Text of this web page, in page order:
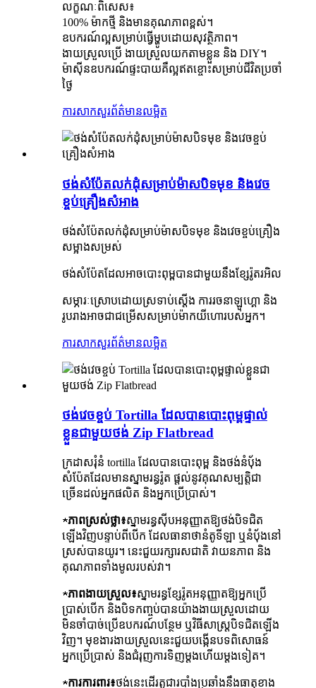
លក្ខណៈពិសេស៖
100% ម៉ាកថ្មី និងមានគុណភាពខ្ពស់។
ឧបករណ៍ល្អសម្រាប់ធ្វើម្ហូបដោយសុវត្ថិភាព។
ងាយស្រួលប្រើ ងាយស្រួលយកតាមខ្លួន និង DIY។
ម៉ាស៊ីន​ឧបករណ៍​ផ្ទះបាយ​គឺ​ល្អឥតខ្ចោះ​សម្រាប់​ជីវិត​ប្រចាំ
ថ្ងៃ
ការសាកសួរព័ត៌មានលម្អិត
ថង់សំប៉ែតលក់ដុំសម្រាប់ម៉ាសបិទមុខ និងវេច
ខ្ចប់គ្រឿងសំអាង
ថង់សំប៉ែតលក់ដុំសម្រាប់ម៉ាសបិទមុខ និងវេចខ្ចប់គ្រឿង
សម្អាងសម្រស់
ថង់សំប៉ែតដែលអាចបោះពុម្ពបានជាមួយនឹងខ្សែរ៉ូតរអិល
សម្ភារៈ​ស្រោប​ដោយ​ស្រទាប់​ស្តើង ការរចនា​ឡូហ្គោ និង​
រូបរាង​អាចជា​ជម្រើស​សម្រាប់​ម៉ាក​យីហោ​របស់អ្នក។
ការសាកសួរព័ត៌មានលម្អិត
ថង់វេចខ្ចប់ Tortilla ដែលបានបោះពុម្ពផ្ទាល់
ខ្លួនជាមួយថង់ Zip Flatbread
ក្រដាសរុំនំ tortilla ដែលបានបោះពុម្ព និងថង់នំប៉័ង
សំប៉ែតដែលមានស្នាមរន្ធរ៉ូត ផ្តល់នូវគុណសម្បត្តិជា
ច្រើនដល់អ្នកផលិត និងអ្នកប្រើប្រាស់។
★ភាពស្រស់ថ្លា៖ស្នាម​រន្ធ​ស៊ីប​អនុញ្ញាត​ឱ្យ​ថង់​បិទ​ជិត​
ឡើង​វិញ​បន្ទាប់​ពី​បើក ដែល​ធានា​ថា​នំ​តូទីឡា ឬ​នំ​បុ័ង​នៅ​
ស្រស់​បាន​យូរ។ នេះ​ជួយ​រក្សា​រសជាតិ វាយនភាព និង​
គុណភាព​ទាំងមូល​របស់​វា។
★ភាពងាយស្រួល៖ស្នាមរន្ធ​ខ្សែរ៉ូត​អនុញ្ញាត​ឱ្យ​អ្នកប្រើ
ប្រាស់​បើក និងបិទ​កញ្ចប់​បាន​យ៉ាង​ងាយស្រួល​ដោយ​
មិន​ចាំបាច់​ប្រើ​ឧបករណ៍​បន្ថែម ឬ​វិធីសាស្ត្រ​បិទ​ជិត​ឡើង
វិញ​។ មុខងារ​ងាយស្រួល​នេះ​ជួយ​បង្កើន​បទពិសោធន៍​
អ្នកប្រើប្រាស់ និង​ជំរុញ​ការទិញ​ម្តង​ហើយ​ម្តងទៀត​។
★ការការពារ៖ថង់នេះដើរតួជារបាំងប្រឆាំងនឹងធាតុខាង